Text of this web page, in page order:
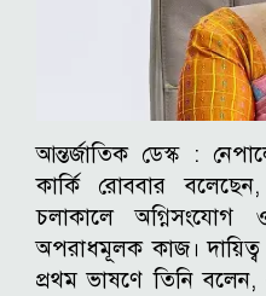
আন্তর্জাতিক ডেস্ক :
কার্কি রোববার
চলাকালে অগ্নিসংযোগ
অপরাধমূলক কাজ।
প্রথম ভাষণে তিনি